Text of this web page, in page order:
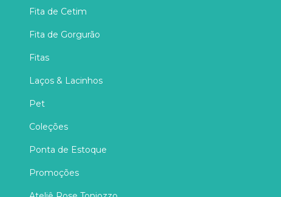
Fita de Cetim
Fita de Gorgurão
Fitas
Laços & Lacinhos
Pet
Coleções
Ponta de Estoque
Promoções